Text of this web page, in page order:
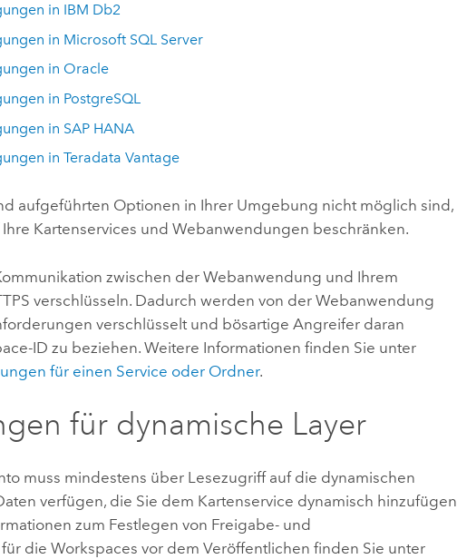
in IBM Db2
in Microsoft SQL Server
in Oracle
in PostgreSQL
in SAP HANA
in Teradata Vantage
aufgeführten Optionen in Ihrer Umgebung nicht möglich sind,
Kartenservices und Webanwendungen beschränken.
zwischen der Webanwendung und Ihrem
verschlüsseln. Dadurch werden von der Webanwendung
verschlüsselt und bösartige Angreifer daran
ID zu beziehen. Weitere Informationen finden Sie unter
für einen Service oder Ordner.
für dynamische Layer
muss mindestens über Lesezugriff auf die dynamischen
verfügen, die Sie dem Kartenservice dynamisch hinzufügen
zum Festlegen von Freigabe- und
die Workspaces vor dem Veröffentlichen finden Sie unter